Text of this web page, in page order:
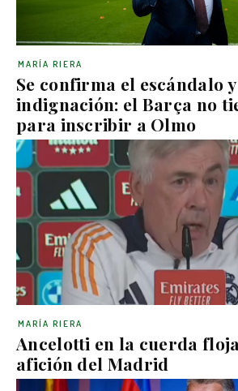
Se confirma el escándalo
indignación: el Barça no
para inscribir a Olmo
MARÍA RIERA
Ancelotti en la cuerda
afición del Madrid
MARÍA RIERA